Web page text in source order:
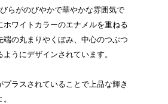
らがのびやかで華やかな雰囲気で
ホワイトカラーのエナメルを重ねる
端の丸まりやくぼみ、中心のつぶつ
うにデザインされています。
プラスされていることで上品な輝き